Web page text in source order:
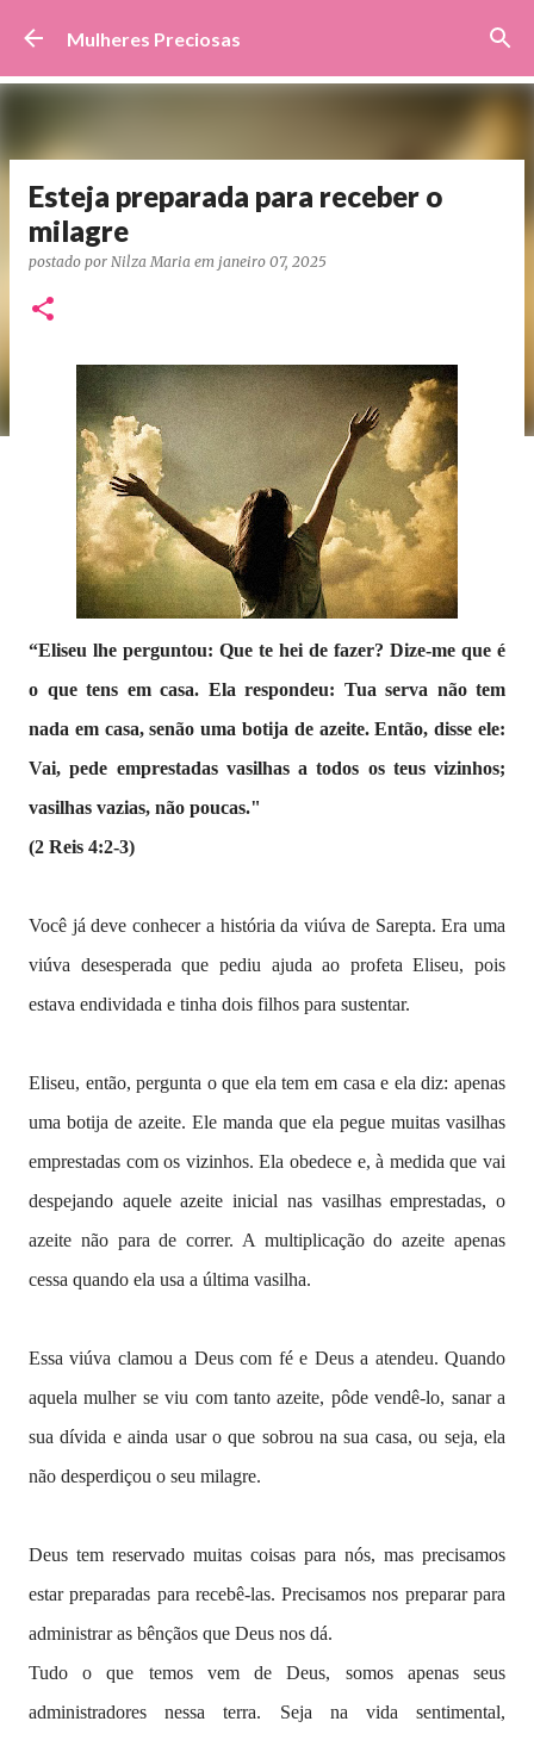
Pular para o conteúdo principal
Mulheres Preciosas
Esteja preparada para receber o
milagre
postado por Nilza Maria em janeiro 07, 2025
“Eliseu lhe perguntou: Que te hei de fazer? Dize-me que é
o que tens em casa. Ela respondeu: Tua serva não tem
nada em casa, senão uma botija de azeite. Então, disse ele:
Vai, pede emprestadas vasilhas a todos os teus vizinhos;
vasilhas vazias, não poucas."
(2 Reis 4:2-3)
Você já deve conhecer a história da viúva de Sarepta. Era uma
viúva desesperada que pediu ajuda ao profeta Eliseu, pois
estava endividada e tinha dois filhos para sustentar.
Eliseu, então, pergunta o que ela tem em casa e ela diz: apenas
uma botija de azeite. Ele manda que ela pegue muitas vasilhas
emprestadas com os vizinhos. Ela obedece e, à medida que vai
despejando aquele azeite inicial nas vasilhas emprestadas, o
azeite não para de correr. A multiplicação do azeite apenas
cessa quando ela usa a última vasilha.
Essa viúva clamou a Deus com fé e Deus a atendeu. Quando
aquela mulher se viu com tanto azeite, pôde vendê-lo, sanar a
sua dívida e ainda usar o que sobrou na sua casa, ou seja, ela
não desperdiçou o seu milagre.
Deus tem reservado muitas coisas para nós, mas precisamos
estar preparadas para recebê-las. Precisamos nos preparar para
administrar as bênçãos que Deus nos dá.
Tudo o que temos vem de Deus, somos apenas seus
administradores nessa terra. Seja na vida sentimental,